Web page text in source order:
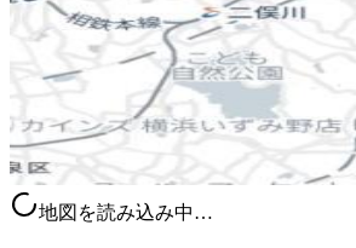
地図を読み込み中…